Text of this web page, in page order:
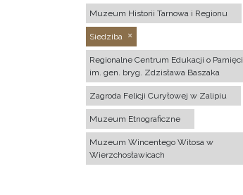
Muzeum Historii Tarnowa i Regionu
Siedziba
Regionalne Centrum Edukacji o Pamięci
im. gen. bryg. Zdzisława Baszaka
Zagroda Felicji Curyłowej w Zalipiu
Muzeum Etnograficzne
Muzeum Wincentego Witosa w
Wierzchosławicach